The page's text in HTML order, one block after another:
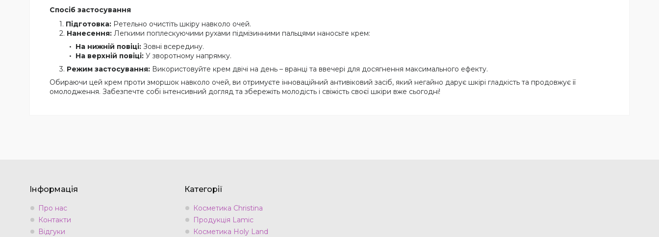
Спосіб застосування
Підготовка: Ретельно очистіть шкіру навколо очей.
Нанесення: Легкими поплескуючими рухами підмізинними пальцями наносьте крем:
На нижній повіці: Зовні всередину.
На верхній повіці: У зворотному напрямку.
Режим застосування: Використовуйте крем двічі на день – вранці та ввечері для досягнення максимального ефекту.
Обираючи цей крем проти зморшок навколо очей, ви отримуєте інноваційний антивіковий засіб, який негайно дарує шкірі гладкість та продовжує її
омолодження. Забезпечте собі інтенсивний догляд та збережіть молодість і свіжість своєї шкіри вже сьогодні!
Інформація
Про нас
Контакти
Відгуки
Категорії
Косметика Christina
Продукція Lamic
Косметика Holy Land